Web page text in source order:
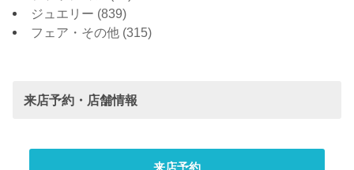
ジュエリー (839)
フェア・その他 (315)
来店予約・店舗情報